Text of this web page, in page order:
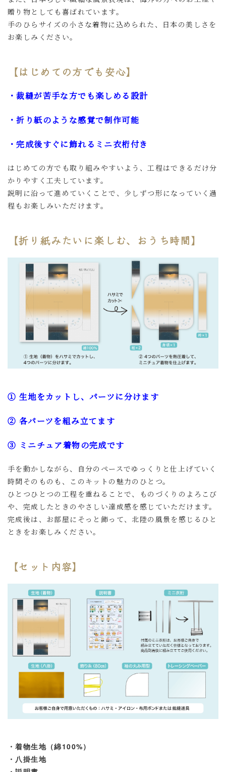
贈り物としても喜ばれています。
手のひらサイズの小さな着物に込められた、日本の美しさを
お楽しみください。
【はじめての方でも安心】
・裁縫が苦手な方でも楽しめる設計
・折り紙のような感覚で制作可能
・完成後すぐに飾れるミニ衣桁付き
はじめての方でも取り組みやすいよう、工程はできるだけ分
かりやすく工夫しています。
説明に沿って進めていくことで、少しずつ形になっていく過
程もお楽しみいただけます。
【折り紙みたいに楽しむ、おうち時間】
① 生地をカットし、パーツに分けます
② 各パーツを組み立てます
③ ミニチュア着物の完成です
手を動かしながら、自分のペースでゆっくりと仕上げていく
時間そのものも、このキットの魅力のひとつ。
ひとつひとつの工程を重ねることで、ものづくりのよろこび
や、完成したときのやさしい達成感を感じていただけます。
完成後は、お部屋にそっと飾って、北陸の風景を感じるひと
ときをお楽しみください。
【セット内容】
・着物生地（綿100%）
・八掛生地